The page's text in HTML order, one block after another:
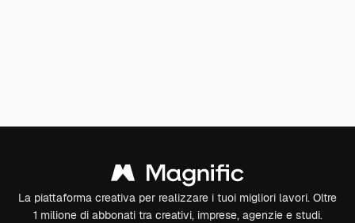
La piattaforma creativa per realizzare i tuoi migliori lavori. Oltre
1 milione di abbonati tra creativi, imprese, agenzie e studi.